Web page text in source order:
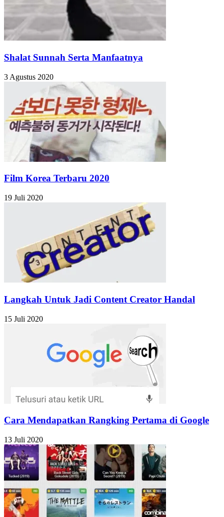
Shalat Sunnah Serta Manfaatnya
3 Agustus 2020
Film Korea Terbaru 2020
19 Juli 2020
Langkah Untuk Jadi Content Creator Handal
15 Juli 2020
Cara Mendapatkan Rangking Pertama di Google
13 Juli 2020